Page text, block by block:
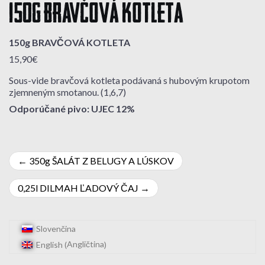
150g BRAVČOVÁ KOTLETA
150g BRAVČOVÁ KOTLETA
15,90€
Sous-vide bravčová kotleta podávaná s hubovým krupotom
zjemneným smotanou. (1,6,7)
Odporúčané pivo: UJEC 12%
Navigácia
v
350g ŠALÁT Z BELUGY A LÚSKOV
0,25l DILMAH ĽADOVÝ ČAJ
Slovenčina
English (Angličtina)